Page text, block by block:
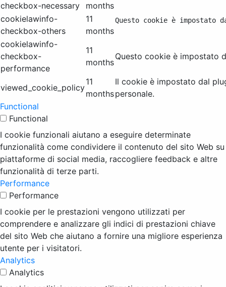
checkbox-necessary
months
cookielawinfo-
checkbox-others
11
months
Questo cookie è
cookielawinfo-
checkbox-
performance
11
months
Questo cookie è impostato
viewed_cookie_policy
11
months
Il cookie è impostato dal
personale.
Functional
Functional
I cookie funzionali aiutano a eseguire determinate
funzionalità come condividere il contenuto del sito Web su
piattaforme di social media, raccogliere feedback e altre
funzionalità di terze parti.
Performance
Performance
I cookie per le prestazioni vengono utilizzati per
comprendere e analizzare gli indici di prestazioni chiave
del sito Web che aiutano a fornire una migliore esperienza
utente per i visitatori.
Analytics
Analytics